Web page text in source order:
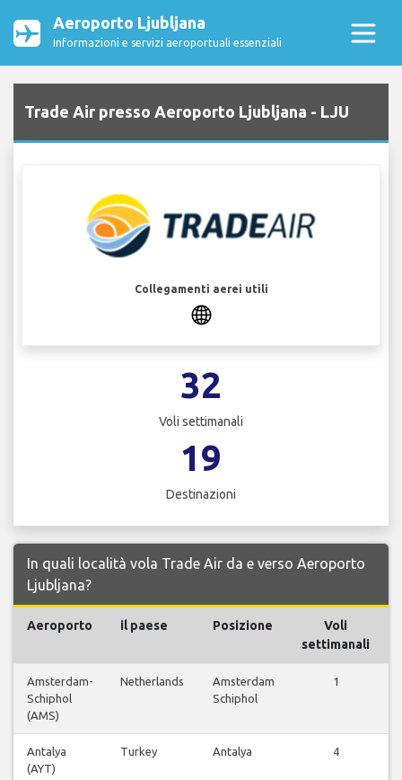
Aeroporto Ljubljana
Informazioni e servizi aeroportuali essenziali
Trade Air presso Aeroporto Ljubljana - LJU
Collegamenti aerei utili
32
Voli settimanali
19
Destinazioni
In quali località vola Trade Air da e verso Aeroporto
Ljubljana?
Aeroporto il paese Posizione
Voli
settimanali
Amsterdam-
Schiphol
(AMS)
Netherlands
Amsterdam
Schiphol
1
Antalya
(AYT)
Turkey Antalya 4